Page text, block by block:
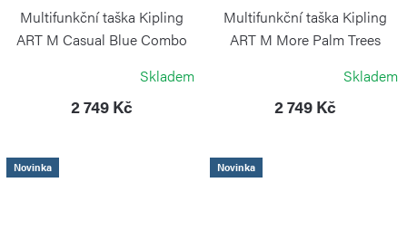
Multifunkční taška Kipling
ART M Casual Blue Combo
Skladem
2 749 Kč
Multifunkční taška Kipling
ART M More Palm Trees
Skladem
2 749 Kč
Novinka Novinka